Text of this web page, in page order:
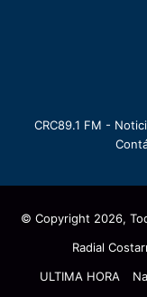
CRC89.1 FM -
© Copyright 2026,
Radial
ULTIMA HORA